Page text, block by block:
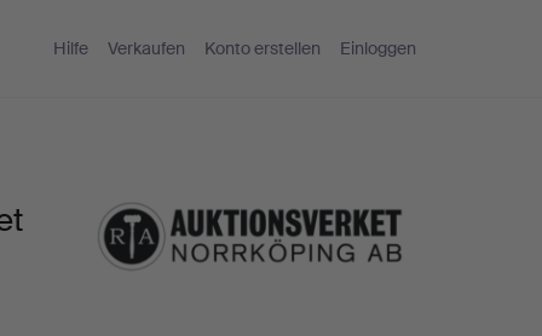
Hilfe Verkaufen Konto erstellen Einloggen